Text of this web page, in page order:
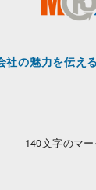
社の魅力を伝え
140文字のマ